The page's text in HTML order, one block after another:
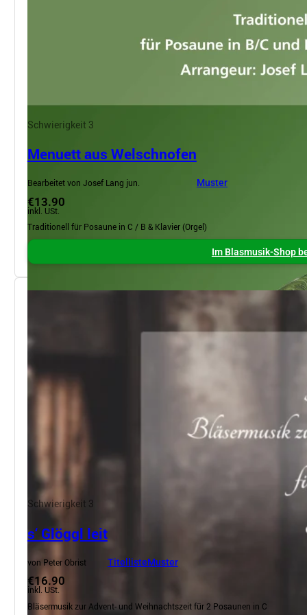
Schwierigkeit 3
Menuett aus Welschnofen
Bearbeitet von Josef Lang jun. Muster
€13.90
inkl. USt.
Traditionell für Posaune in C / B & Klavier (Orgel)
Im Blasmusik-Shop
Schwierigkeit 3
s‘ Glöggl leit
von Peter Obrist TitellisteMuster
€16.90
inkl. USt.
Bläsermusik zur Advent- und Weihnachtszeit für 2 Posaunen in C